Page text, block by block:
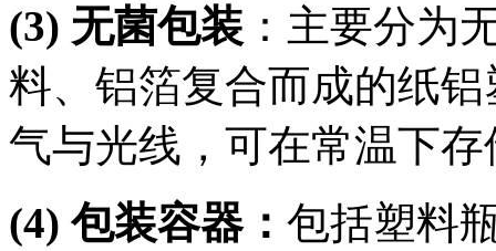
(3) 无菌包装 ：主要分为
料、铝箔复合而成的纸
气与光线，可在常温下
(4) 包装容器： 包括塑料